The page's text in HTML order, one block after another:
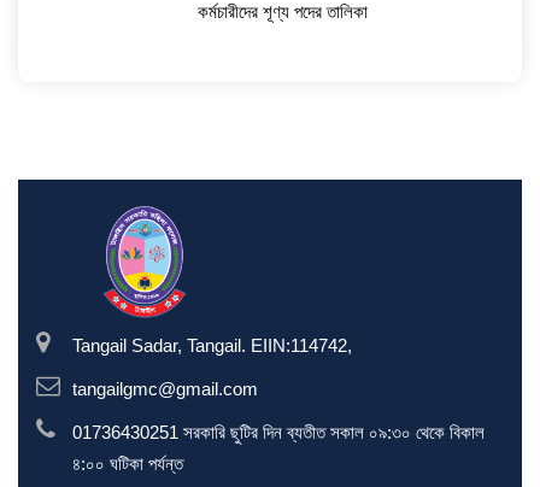
কর্মচারীদের শূণ্য পদের তালিকা
Tangail Sadar, Tangail. EIIN:114742,
tangailgmc@gmail.com
01736430251 সরকারি ছুটির দিন ব্যতীত সকাল ০৯:৩০ থেকে বিকাল
৪:০০ ঘটিকা পর্যন্ত